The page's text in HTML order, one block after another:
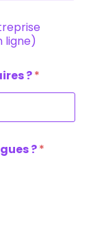
ligne)
?*
?*